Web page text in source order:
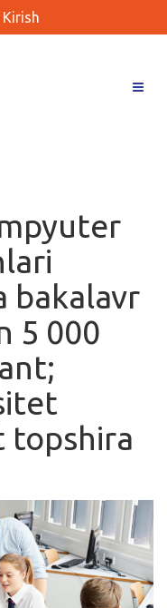
Kirish
bakalavr
5 000
topshira